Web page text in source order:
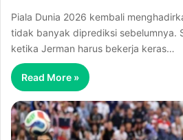
Piala Dunia 2026 kembali
tidak banyak diprediksi sebelumnya.
ketika Jerman harus bekerja keras…
Read More »